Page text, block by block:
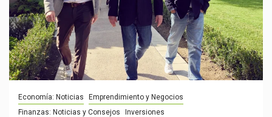
Economía: Noticias
Emprendimiento y Negocios
Finanzas: Noticias y Consejos
Inversiones